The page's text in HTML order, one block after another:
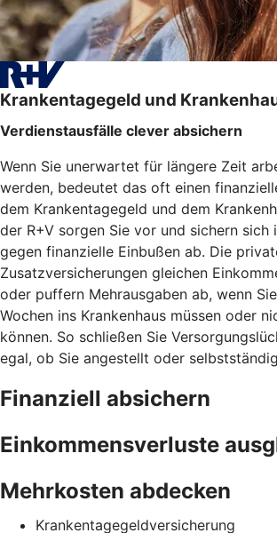
Krankentagegeld und
Verdienstausfälle clever absichern
Wenn Sie unerwartet für längere Zeit
werden, bedeutet das oft einen
dem Krankentagegeld und dem
der R+V sorgen Sie vor und sichern sich
gegen finanzielle Einbußen ab. Die
Zusatzversicherungen gleichen
oder puffern Mehrausgaben ab, wenn
Wochen ins Krankenhaus müssen oder
können. So schließen Sie
egal, ob Sie angestellt oder
Finanziell absichern
Einkommensverluste
Mehrkosten abdecken
Krankentagegeldversicherung